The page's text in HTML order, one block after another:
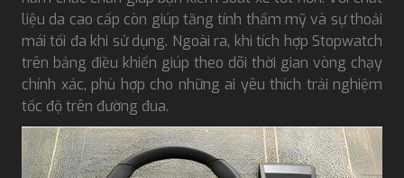
liệu da cao cấp còn giúp tăng tính thẩm mỹ và sự thoải
mái tối đa khi sử dụng. Ngoài ra, khi tích hợp Stopwatch
trên bảng điều khiển giúp theo dõi thời gian vòng chạy
chính xác, phù hợp cho những ai yêu thích trải nghiệm
tốc độ trên đường đua.